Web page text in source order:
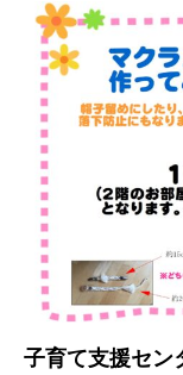
子育て支援セン